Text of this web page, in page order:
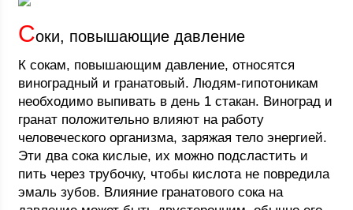
Соки, повышающие давление
К сокам, повышающим давление, относятся
виноградный и гранатовый. Людям-гипотоникам
необходимо выпивать в день 1 стакан. Виноград и
гранат положительно влияют на работу
человеческого организма, заряжая тело энергией.
Эти два сока кислые, их можно подсластить и
пить через трубочку, чтобы кислота не повредила
эмаль зубов. Влияние гранатового сока на